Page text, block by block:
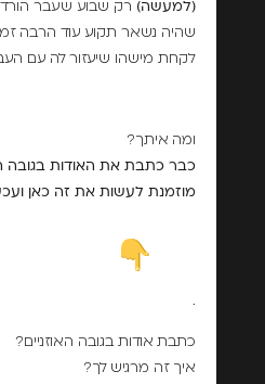
(למעשה) רק שבוע שעבר
שהיה נשאר תקוע עוד הרבה
לקחת מישהו שיעזור לה עם
ומה איתך?
כבר כתבת את האודות בגובה
מוזמנת לעשות את זה כאן
.
כתבת אודות בגובה האוזניים?
איך זה מרגיש לך?